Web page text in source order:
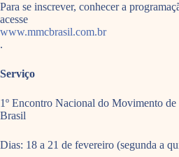
Para se inscrever, conhecer a
acesse
www.mmcbrasil.com.br
.
Serviço
1º Encontro Nacional do Movimento
Brasil
Dias: 18 a 21 de fevereiro (segunda a